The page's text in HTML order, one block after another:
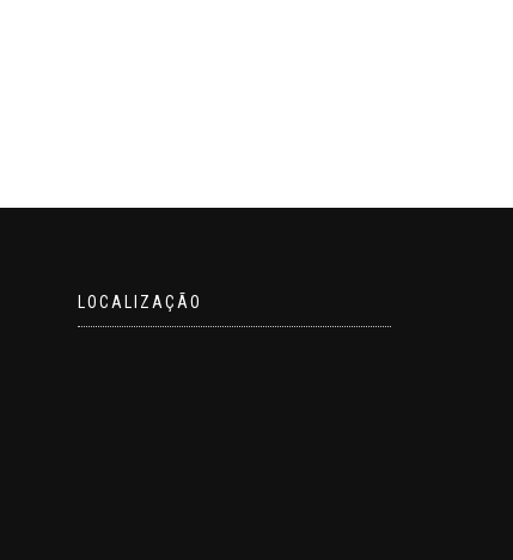
LOCALIZAÇÃO